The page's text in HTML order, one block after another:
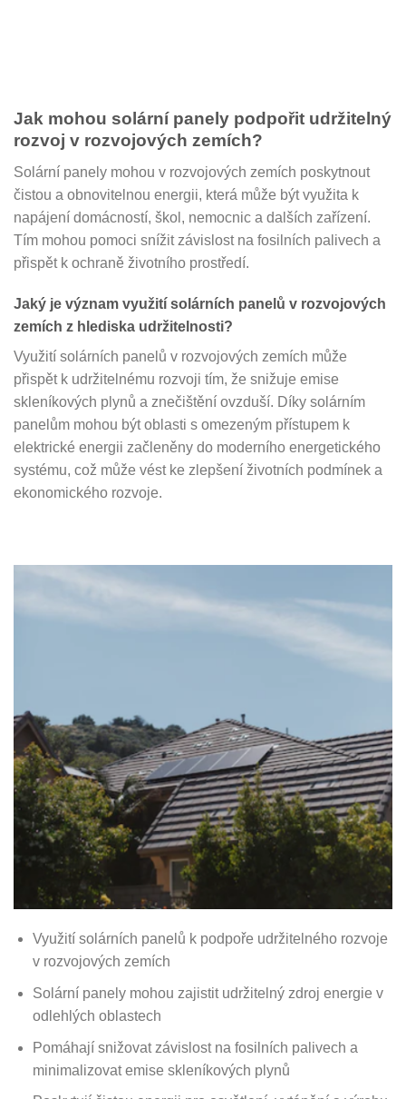
Jak mohou solární panely podpořit udržitelný
rozvoj v rozvojových zemích?
Solární panely mohou v rozvojových zemích poskytnout
čistou a obnovitelnou energii, která může být využita k
napájení domácností, škol, nemocnic a dalších zařízení.
Tím mohou pomoci snížit závislost na fosilních palivech a
přispět k ochraně životního prostředí.
Jaký je význam využití solárních panelů v rozvojových
zemích z hlediska udržitelnosti?
Využití solárních panelů v rozvojových zemích může
přispět k udržitelnému rozvoji tím, že snižuje emise
skleníkových plynů a znečištění ovzduší. Díky solárním
panelům mohou být oblasti s omezeným přístupem k
elektrické energii začleněny do moderního energetického
systému, což může vést ke zlepšení životních podmínek a
ekonomického rozvoje.
Využití solárních panelů k podpoře udržitelného rozvoje
v rozvojových zemích
Solární panely mohou zajistit udržitelný zdroj energie v
odlehlých oblastech
Pomáhají snižovat závislost na fosilních palivech a
minimalizovat emise skleníkových plynů